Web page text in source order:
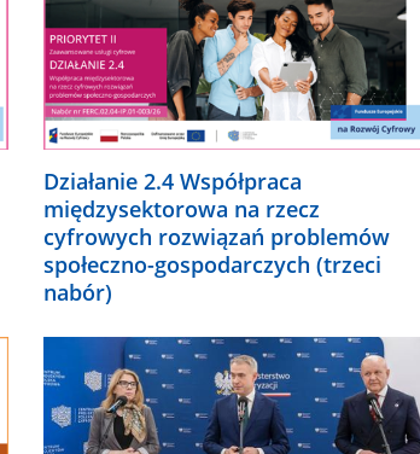
Działanie 2.4 Współpraca
międzysektorowa na rzecz
cyfrowych rozwiązań problemów
społeczno-gospodarczych (trzeci
nabór)